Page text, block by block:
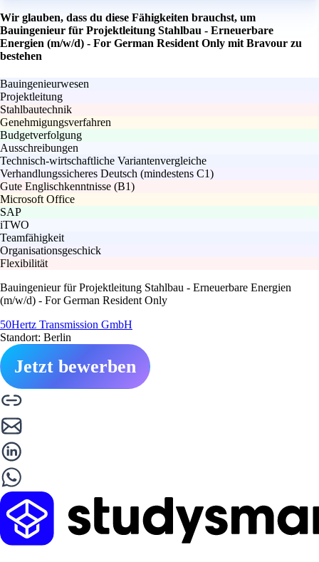
Wir glauben, dass du diese Fähigkeiten brauchst, um
Bauingenieur für Projektleitung Stahlbau - Erneuerbare
Energien (m/w/d) - For German Resident Only mit Bravour zu
bestehen
Bauingenieurwesen
Projektleitung
Stahlbautechnik
Genehmigungsverfahren
Budgetverfolgung
Ausschreibungen
Technisch-wirtschaftliche Variantenvergleiche
Verhandlungssicheres Deutsch (mindestens C1)
Gute Englischkenntnisse (B1)
Microsoft Office
SAP
iTWO
Teamfähigkeit
Organisationsgeschick
Flexibilität
Bauingenieur für Projektleitung Stahlbau - Erneuerbare Energien
(m/w/d) - For German Resident Only
50Hertz Transmission GmbH
Standort: Berlin
Jetzt bewerben